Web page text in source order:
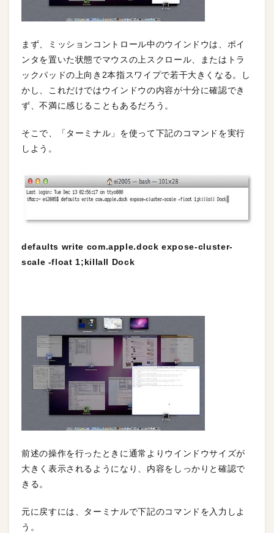
まず、ミッションコントロール中のウインドウは、ポイ
ンタを置いた状態でマウスの上スクロール、またはトラ
ックパッドの上向き2本指スワイプで若干大きくなる。し
かし、これだけではウインドウの内容が十分に確認でき
ず、不満に感じることもあるだろう。
そこで、「ターミナル」を使って下記のコマンドを実行
しよう。
defaults write com.apple.dock expose-cluster-
scale -float 1;killall Dock
前述の操作を行ったときに通常よりウインドウサイズが
大きく表示されるようになり、内容をしっかりと確認で
きる。
元に戻すには、ターミナルで下記のコマンドを入力しよ
う。